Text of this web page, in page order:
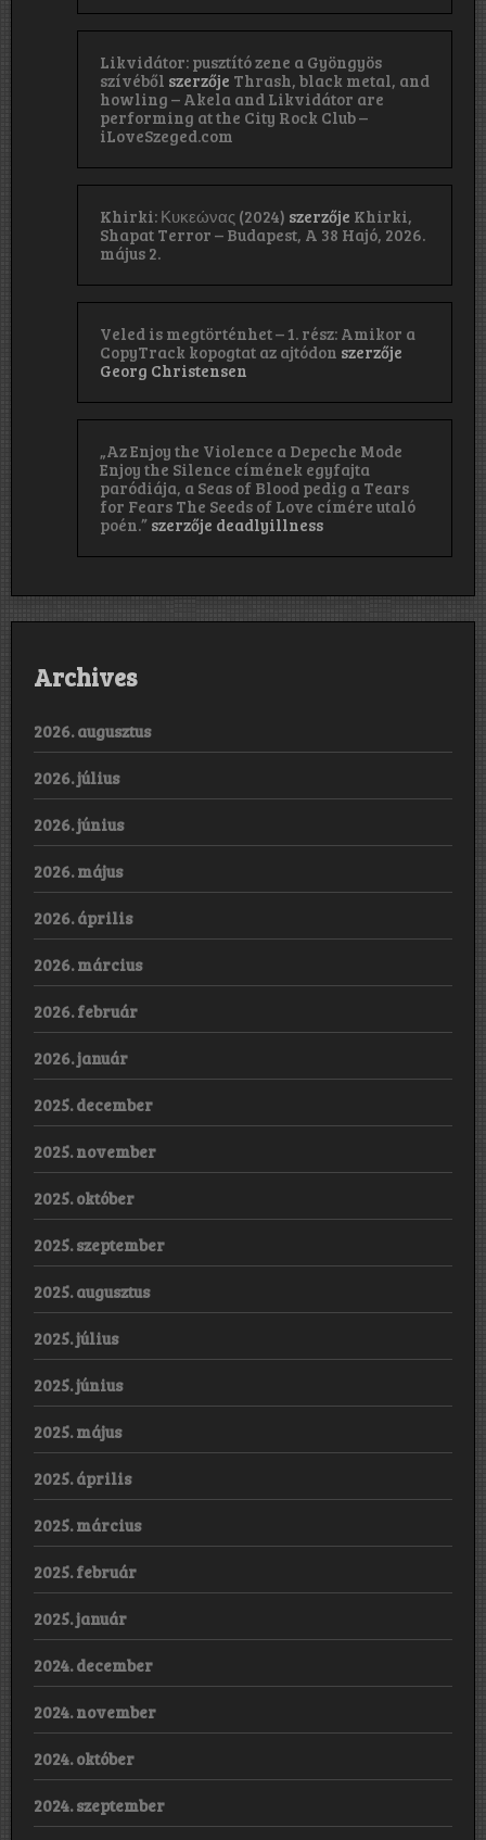
Likvidátor: pusztító zene a Gyöngyös
szívéből szerzője Thrash, black metal, and
howling – Akela and Likvidátor are
performing at the City Rock Club –
iLoveSzeged.com
Khirki: Κ​υ​κ​ε​ώ​ν​α​ς (2024) szerzője Khirki,
Shapat Terror – Budapest, A 38 Hajó, 2026.
május 2.
Veled is megtörténhet – 1. rész: Amikor a
CopyTrack kopogtat az ajtódon szerzője
Georg Christensen
„Az Enjoy the Violence a Depeche Mode
Enjoy the Silence címének egyfajta
paródiája, a Seas of Blood pedig a Tears
for Fears The Seeds of Love címére utaló
poén.” szerzője deadlyillness
Archives
2026. augusztus
2026. július
2026. június
2026. május
2026. április
2026. március
2026. február
2026. január
2025. december
2025. november
2025. október
2025. szeptember
2025. augusztus
2025. július
2025. június
2025. május
2025. április
2025. március
2025. február
2025. január
2024. december
2024. november
2024. október
2024. szeptember